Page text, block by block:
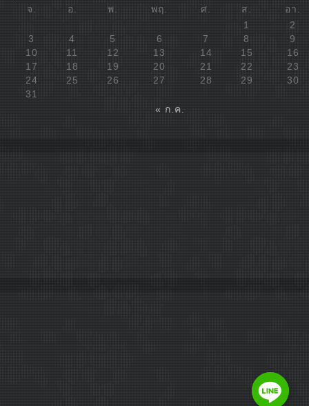
จ. อ. พ. พฤ. ศ. ส.
อา.
1
2
3
4 5 6 7 8
9
10
11 12 13 14 15
16
17
18 19 20 21 22
23
24
25 26 27 28 29
30
31
« ก.ค.